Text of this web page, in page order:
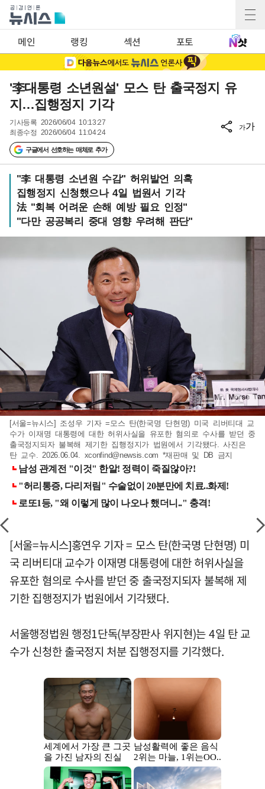
메인 랭킹 섹션 포토
'李대통령 소년원설' 모스 탄 출국정지 유
지…집행정지 기각
기사등록 2026/06/04 10:13:27
최종수정 2026/06/04 11:04:24
구글에서 선호하는 매체로 추가
가가
"李 대통령 소년원 수감" 허위발언 의혹
집행정지 신청했으나 4일 법원서 기각
法 "회복 어려운 손해 예방 필요 인정"
"다만 공공복리 중대 영향 우려해 판단"
[서울=뉴시스] 조성우 기자 =모스 탄(한국명 단현명) 미국 리버티대 교
수가 이재명 대통령에 대한 허위사실을 유포한 혐의로 수사를 받던 중
출국정지되자 불복해 제기한 집행정지가 법원에서 기각됐다. 사진은
탄 교수. 2026.06.04. xconfind@newsis.com *재판매 및 DB 금지
[서울=뉴시스]홍연우 기자 = 모스 탄(한국명 단현명) 미
국 리버티대 교수가 이재명 대통령에 대한 허위사실을
유포한 혐의로 수사를 받던 중 출국정지되자 불복해 제
기한 집행정지가 법원에서 기각됐다.
서울행정법원 행정1단독(부장판사 위지현)는 4일 탄 교
수가 신청한 출국정지 처분 집행정지를 기각했다.